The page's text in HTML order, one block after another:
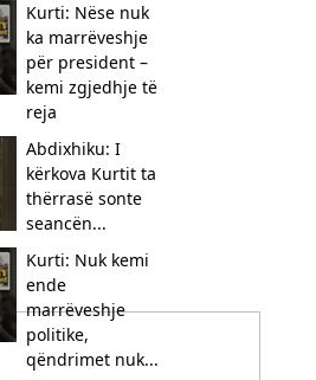
Kurti: Nëse nuk
ka marrëveshje
për president –
kemi zgjedhje të
reja
Abdixhiku: I
kërkova Kurtit ta
thërrasë sonte
seancën...
Kurti: Nuk kemi
ende
marrëveshje
politike,
qëndrimet nuk...